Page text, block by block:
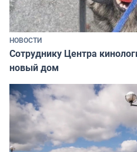
НОВОСТИ
Сотруднику Центра
новый дом